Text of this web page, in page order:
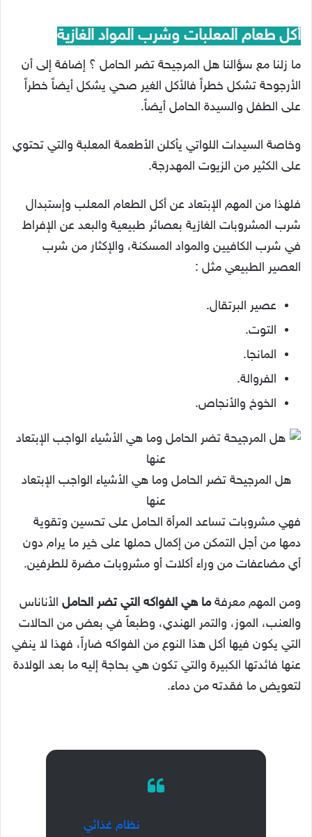
أكل طعام المعلبات وشرب المواد الغازية
ما زلنا مع سؤالنا هل المرجيحة تضر الحامل ؟ إضافة إلى أن
الأرجوحة تشكل خطراً فالأكل الغير صحي يشكل أيضاً خطراً
على الطفل والسيدة الحامل أيضاً.
وخاصة السيدات اللواتي يأكلن الأطعمة المعلبة والتي تحتوي
على الكثير من الزيوت المهدرجة.
فلهذا من المهم الإبتعاد عن أكل الطعام المعلب وإستبدال
شرب المشروبات الغازية بعصائر طبيعية والبعد عن الإفراط
في شرب الكافيين والمواد المسكنة، والإكثار من شرب
العصير الطبيعي مثل :
عصير البرتقال.
التوت.
المانجا.
الفروالة.
الخوخ والأنجاص.
هل المرجيحة تضر الحامل وما هي الأشياء الواجب الإبتعاد
عنها
فهي مشروبات تساعد المرأة الحامل على تحسين وتقوية
دمها من أجل التمكن من إكمال حملها على خير ما يرام دون
أي مضاعفات من وراء أكلات أو مشروبات مضرة للطرفين.
ومن المهم معرفةما هي الفواكه التي تضر الحامل الأناناس
والعنب، الموز، والتمر الهندي، وطبعاً في بعض من الحالات
التي يكون فيها أكل هذا النوع من الفواكه ضاراً، فهذا لا ينفي
عنها فائدتها الكبيرة والتي تكون هي بحاجة إليه ما بعد الولادة
لتعويض ما فقدته من دماء.
نظام غذائي